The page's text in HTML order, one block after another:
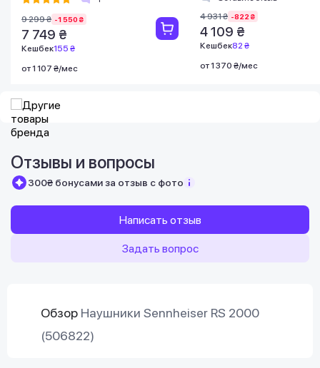
9 299 ₴ -1 550 ₴
7 749 ₴
Кешбек155 ₴
от 1 107 ₴/мес
4 931 ₴ -822 ₴
4 109 ₴
Кешбек82 ₴
от 1 370 ₴/мес
Отзывы и вопросы
300₴ бонусами за отзыв с фото
Написать отзыв
Задать вопрос
Обзор Наушники Sennheiser RS 2000
(506822)